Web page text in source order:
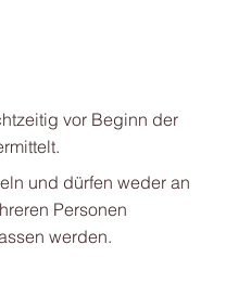
vor Beginn der
und dürfen weder an
Personen
werden.